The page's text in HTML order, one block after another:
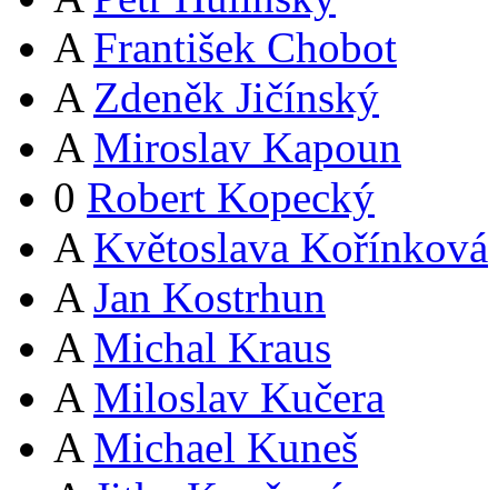
A František Chobot
A Zdeněk Jičínský
A Miroslav Kapoun
0 Robert Kopecký
A Květoslava Kořínková
A Jan Kostrhun
A Michal Kraus
A Miloslav Kučera
A Michael Kuneš